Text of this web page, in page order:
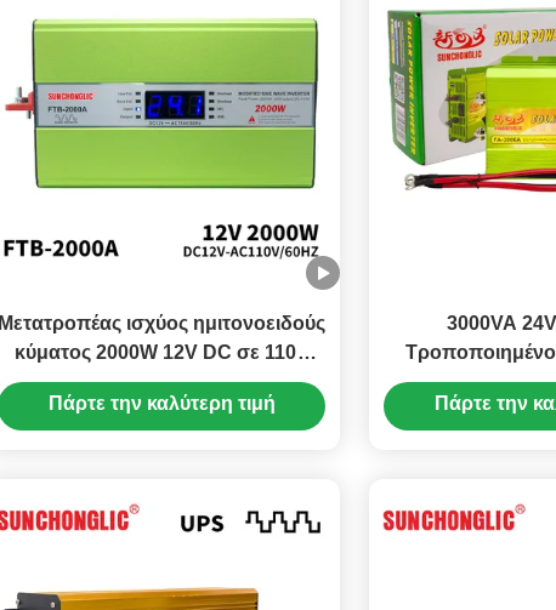
Μετατροπέας ισχύος ημιτονοειδούς
κύματος 2000W 12V DC σε 110V
AC εκτός δικτύου
Πάρτε την καλύτερη τιμή
3000VA
ηλιακής
sinus με 5V
Πάρτε την